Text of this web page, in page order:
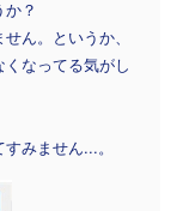
？
ん。というか、
なってる気がし
みません...。